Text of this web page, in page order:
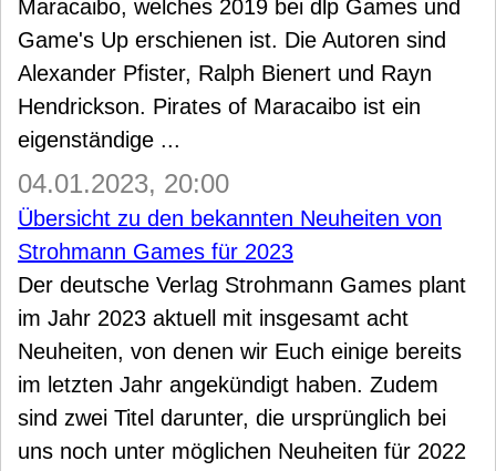
Maracaibo, welches 2019 bei dlp Games und
Game's Up erschienen ist. Die Autoren sind
Alexander Pfister, Ralph Bienert und Rayn
Hendrickson. Pirates of Maracaibo ist ein
eigenständige ...
04.01.2023, 20:00
Übersicht zu den bekannten Neuheiten von
Strohmann Games für 2023
Der deutsche Verlag Strohmann Games plant
im Jahr 2023 aktuell mit insgesamt acht
Neuheiten, von denen wir Euch einige bereits
im letzten Jahr angekündigt haben. Zudem
sind zwei Titel darunter, die ursprünglich bei
uns noch unter möglichen Neuheiten für 2022